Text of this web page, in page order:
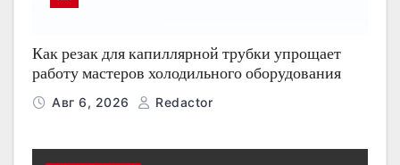
Как резак для капиллярной трубки упрощает
работу мастеров холодильного оборудования
Авг 6, 2026 Redactor